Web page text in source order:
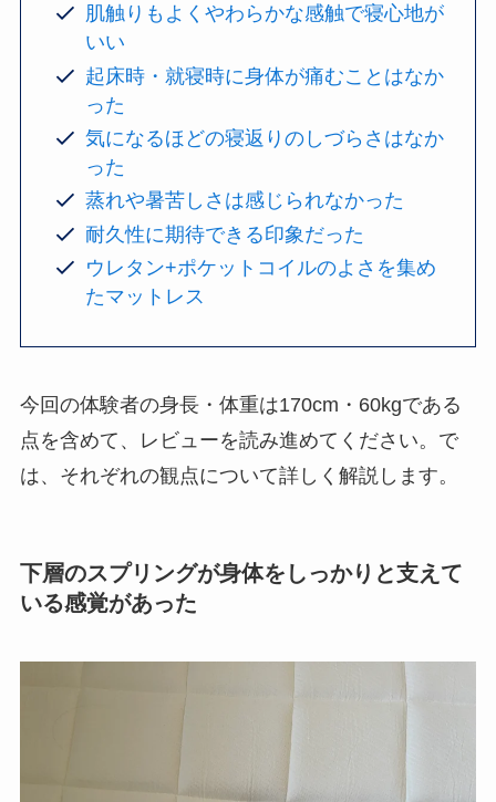
肌触りもよくやわらかな感触で寝心地が
いい
起床時・就寝時に身体が痛むことはなか
った
気になるほどの寝返りのしづらさはなか
った
蒸れや暑苦しさは感じられなかった
耐久性に期待できる印象だった
ウレタン+ポケットコイルのよさを集め
たマットレス
今回の体験者の身長・体重は170cm・60kgである
点を含めて、レビューを読み進めてください。で
は、それぞれの観点について詳しく解説します。
下層のスプリングが身体をしっかりと支えて
いる感覚があった